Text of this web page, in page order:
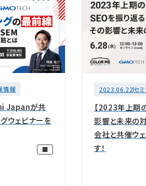
情報
Japanが共
ウェビナーを
2023.06.22セ
【2023年上期
影響と未来の
会社と共催ウ
す！